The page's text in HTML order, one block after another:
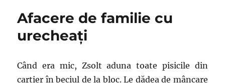
Afacere de familie cu
urecheați
Când era mic, Zsolt aduna toate pisicile din
cartier în beciul de la bloc. Le dădea de mâncare